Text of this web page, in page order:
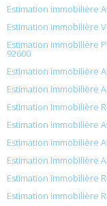
Estimation immobilière
Estimation immobilière
Estimation immobilière
92600
Estimation immobilière
Estimation immobilière
Estimation immobilière
Estimation immobilière
Estimation immobilière
Estimation immobilière
Estimation immobilière
Estimation immobilière